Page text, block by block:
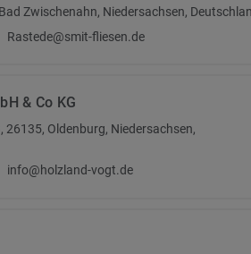
Zwischenahn, Niedersachsen,
Rastede@smit-fliesen.de
& Co KG
26135, Oldenburg, Niedersachsen,
info@holzland-vogt.de